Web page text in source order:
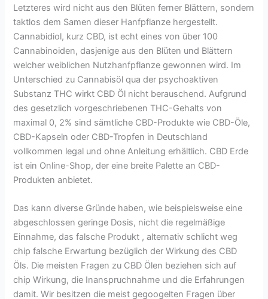
Letzteres wird nicht aus den Blüten ferner Blättern, sondern
taktlos dem Samen dieser Hanfpflanze hergestellt.
Cannabidiol, kurz CBD, ist echt eines von über 100
Cannabinoiden, dasjenige aus den Blüten und Blättern
welcher weiblichen Nutzhanfpflanze gewonnen wird. Im
Unterschied zu Cannabisöl qua der psychoaktiven
Substanz THC wirkt CBD Öl nicht berauschend. Aufgrund
des gesetzlich vorgeschriebenen THC-Gehalts von
maximal 0, 2% sind sämtliche CBD-Produkte wie CBD-Öle,
CBD-Kapseln oder CBD-Tropfen in Deutschland
vollkommen legal und ohne Anleitung erhältlich. CBD Erde
ist ein Online-Shop, der eine breite Palette an CBD-
Produkten anbietet.
Das kann diverse Gründe haben, wie beispielsweise eine
abgeschlossen geringe Dosis, nicht die regelmäßige
Einnahme, das falsche Produkt , alternativ schlicht weg
chip falsche Erwartung bezüglich der Wirkung des CBD
Öls. Die meisten Fragen zu CBD Ölen beziehen sich auf
chip Wirkung, die Inanspruchnahme und die Erfahrungen
damit. Wir besitzen die meist gegoogelten Fragen über